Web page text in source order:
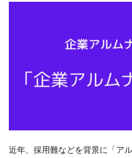
近年、採用難などを背景に「ア
デジタルマーケティング
メディア取材
デザイン